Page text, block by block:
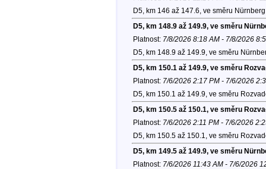
D5, km 146 až 147.6, ve směru
D5, km 148.9 až 149.9, ve směru
Platnost: 7/8/2026 8:18 AM - 7/8/2026
D5, km 148.9 až 149.9, ve směru
D5, km 150.1 až 149.9, ve směru
Platnost: 7/6/2026 2:17 PM - 7/6/2026
D5, km 150.1 až 149.9, ve směru
D5, km 150.5 až 150.1, ve směru
Platnost: 7/6/2026 2:11 PM - 7/6/2026
D5, km 150.5 až 150.1, ve směru
D5, km 149.5 až 149.9, ve směru
Platnost: 7/6/2026 11:43 AM - 7/6/2026